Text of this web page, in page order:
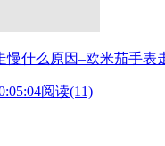
慢什么原因–欧米茄手表
阅读(11)